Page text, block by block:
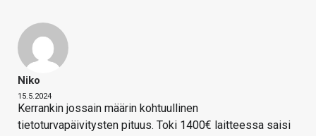
Niko
15.5.2024
Kerrankin jossain määrin kohtuullinen
tietoturvapäivitysten pituus. Toki 1400€ laitteessa saisi